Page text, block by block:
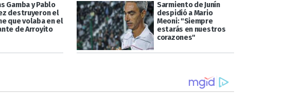
Gamba y Pablo
destruyeron el
que volaba en el
de Arroyito
Sarmiento de Junín
despidió a Mario
Meoni: "Siempre
estarás en nuestros
corazones"